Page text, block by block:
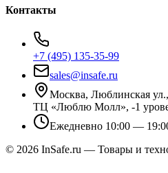
Контакты
+7 (495) 135-35-99
sales@insafe.ru
Москва, Люблинская
ТЦ «Люблю Молл», -1
Ежедневно 10:00 —
© 2026 InSafe.ru — Товары и